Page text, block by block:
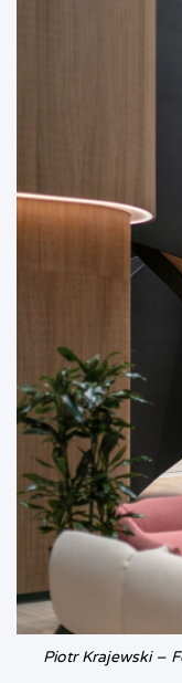
Piotr Krajewski –